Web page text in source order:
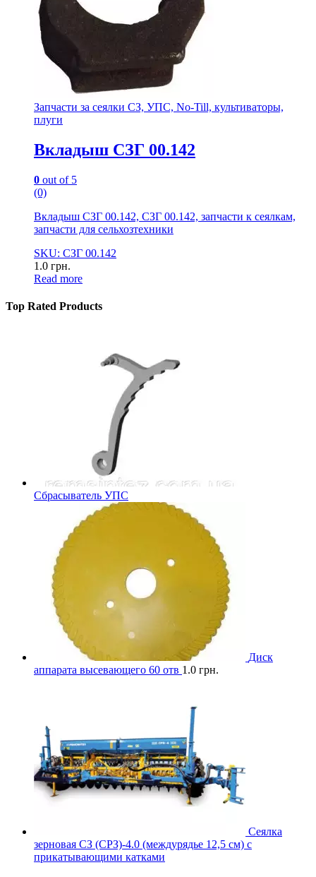
Запчасти за сеялки СЗ, УПС, No-Till, культиваторы,
плуги
Вкладыш СЗГ 00.142
0 out of 5
(0)
Вкладыш СЗГ 00.142, СЗГ 00.142, запчасти к сеялкам,
запчасти для сельхозтехники
SKU: СЗГ 00.142
1.0 грн.
Read more
Top Rated Products
Сбрасыватель УПС
Диск
аппарата высевающего 60 отв 1.0 грн.
Сеялка
зерновая СЗ (СРЗ)-4.0 (междурядье 12,5 см) с
прикатывающими катками